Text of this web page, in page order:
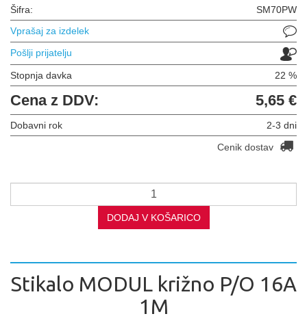
Šifra:
SM70PW
Vprašaj za izdelek
Pošlji prijatelju
Stopnja davka 22 %
Cena z DDV: 5,65 €
Dobavni rok
2-3 dni
Cenik dostav
DODAJ V KOŠARICO
Stikalo MODUL križno P/O 16A
1M